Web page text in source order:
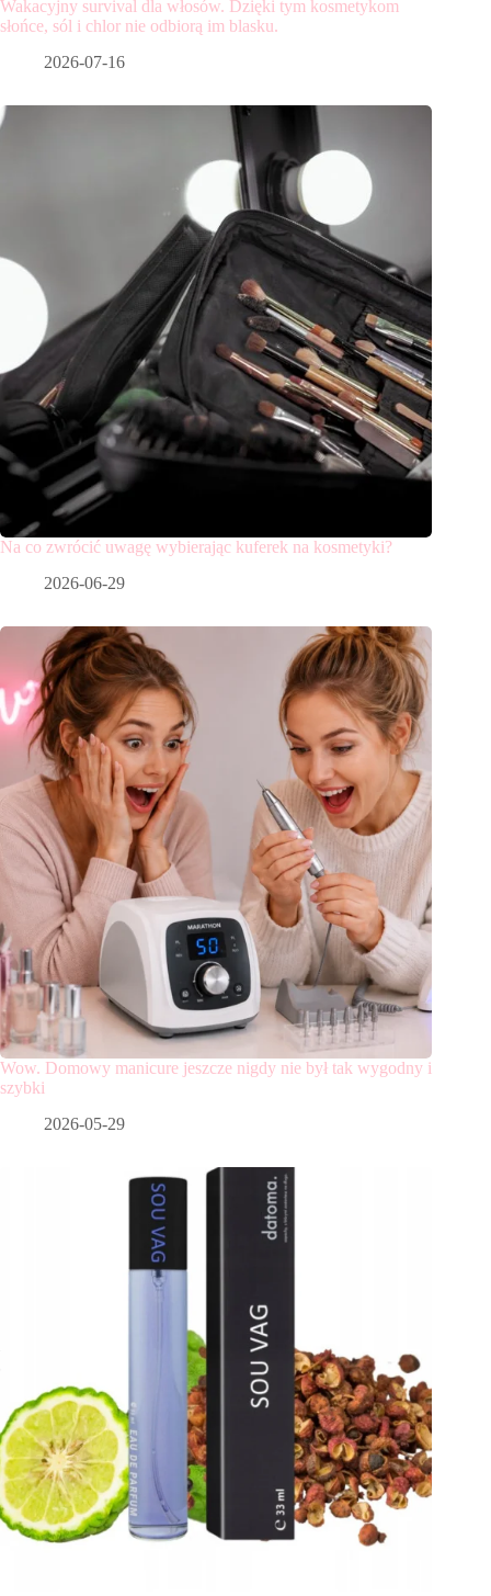
Wakacyjny survival dla włosów. Dzięki tym kosmetykom
słońce, sól i chlor nie odbiorą im blasku.
2026-07-16
Na co zwrócić uwagę wybierając kuferek na kosmetyki?
2026-06-29
Wow. Domowy manicure jeszcze nigdy nie był tak wygodny i
szybki
2026-05-29